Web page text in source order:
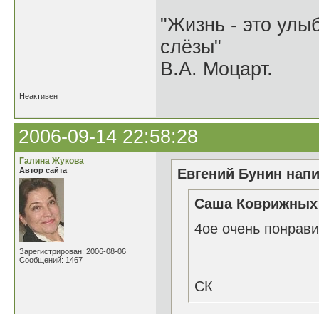
"Жизнь - это
слёзы"
В.А. Моцарт.
Неактивен
2006-09-14 22:58:28
Галина Жукова
Автор сайта
Зарегистрирован: 2006-08-06
Сообщений: 1467
Евгений Бунин
Саша Коврижных
4ое очень
СК